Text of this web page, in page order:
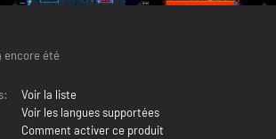
encore été
Voir la liste
Voir les langues supportées
Comment activer ce produit